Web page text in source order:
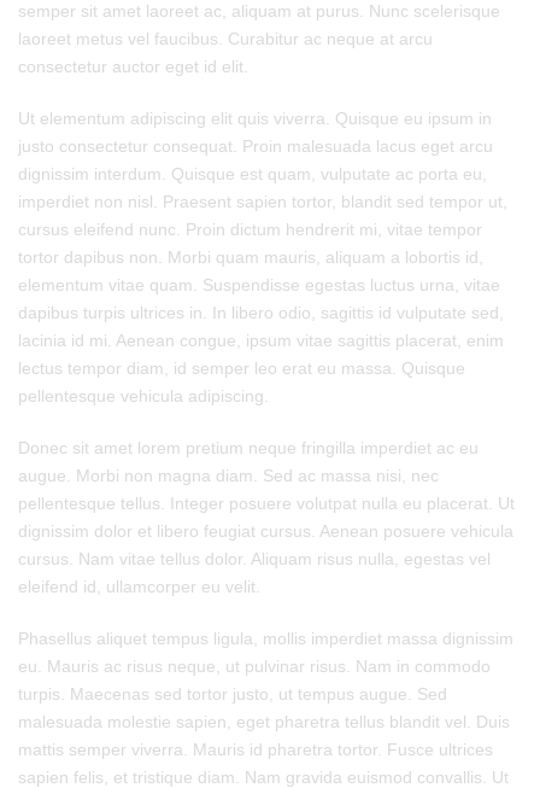
semper sit amet laoreet ac, aliquam at purus. Nunc scelerisque
laoreet metus vel faucibus. Curabitur ac neque at arcu
consectetur auctor eget id elit.
Ut elementum adipiscing elit quis viverra. Quisque eu ipsum in
justo consectetur consequat. Proin malesuada lacus eget arcu
dignissim interdum. Quisque est quam, vulputate ac porta eu,
imperdiet non nisl. Praesent sapien tortor, blandit sed tempor ut,
cursus eleifend nunc. Proin dictum hendrerit mi, vitae tempor
tortor dapibus non. Morbi quam mauris, aliquam a lobortis id,
elementum vitae quam. Suspendisse egestas luctus urna, vitae
dapibus turpis ultrices in. In libero odio, sagittis id vulputate sed,
lacinia id mi. Aenean congue, ipsum vitae sagittis placerat, enim
lectus tempor diam, id semper leo erat eu massa. Quisque
pellentesque vehicula adipiscing.
Donec sit amet lorem pretium neque fringilla imperdiet ac eu
augue. Morbi non magna diam. Sed ac massa nisi, nec
pellentesque tellus. Integer posuere volutpat nulla eu placerat. Ut
dignissim dolor et libero feugiat cursus. Aenean posuere vehicula
cursus. Nam vitae tellus dolor. Aliquam risus nulla, egestas vel
eleifend id, ullamcorper eu velit.
Phasellus aliquet tempus ligula, mollis imperdiet massa dignissim
eu. Mauris ac risus neque, ut pulvinar risus. Nam in commodo
turpis. Maecenas sed tortor justo, ut tempus augue. Sed
malesuada molestie sapien, eget pharetra tellus blandit vel. Duis
mattis semper viverra. Mauris id pharetra tortor. Fusce ultrices
sapien felis, et tristique diam. Nam gravida euismod convallis. Ut